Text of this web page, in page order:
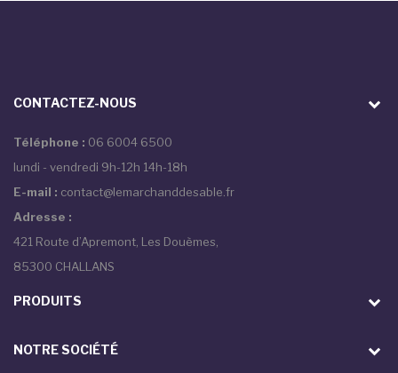
CONTACTEZ-NOUS
Téléphone : 06 6004 6500
lundi - vendredi 9h-12h 14h-18h
E-mail : contact@lemarchanddesable.fr
Adresse :
421 Route d’Apremont, Les Douèmes,
85300 CHALLANS
PRODUITS
NOTRE SOCIÉTÉ